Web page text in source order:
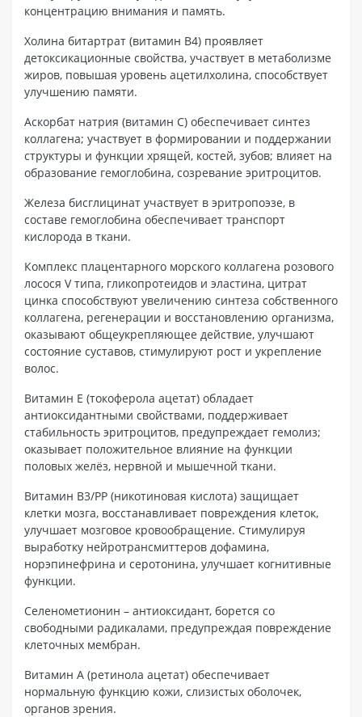
концентрацию внимания и память.
Холина битартрат (витамин В4) проявляет
детоксикационные свойства, участвует в метаболизме
жиров, повышая уровень ацетилхолина, способствует
улучшению памяти.
Аскорбат натрия (витамин С) обеспечивает синтез
коллагена; участвует в формировании и поддержании
структуры и функции хрящей, костей, зубов; влияет на
образование гемоглобина, созревание эритроцитов.
Железа бисглицинат участвует в эритропоэзе, в
составе гемоглобина обеспечивает транспорт
кислорода в ткани.
Комплекс плацентарного морского коллагена розового
лосося V типа, гликопротеидов и эластина, цитрат
цинка способствуют увеличению синтеза собственного
коллагена, регенерации и восстановлению организма,
оказывают общеукрепляющее действие, улучшают
состояние суставов, стимулируют рост и укрепление
волос.
Витамин Е (токоферола ацетат) обладает
антиоксидантными свойствами, поддерживает
стабильность эритроцитов, предупреждает гемолиз;
оказывает положительное влияние на функции
половых желёз, нервной и мышечной ткани.
Витамин В3/РР (никотиновая кислота) защищает
клетки мозга, восстанавливает повреждения клеток,
улучшает мозговое кровообращение. Стимулируя
выработку нейротрансмиттеров дофамина,
норэпинефрина и серотонина, улучшает когнитивные
функции.
Селенометионин – антиоксидант, борется со
свободными радикалами, предупреждая повреждение
клеточных мембран.
Витамин А (ретинола ацетат) обеспечивает
нормальную функцию кожи, слизистых оболочек,
органов зрения.